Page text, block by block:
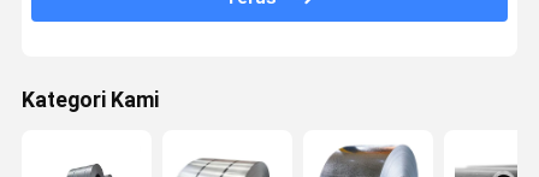
Kategori Kami